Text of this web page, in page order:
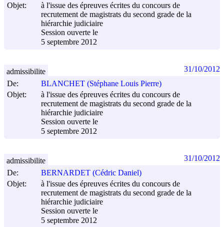
Objet:
à l'issue des épreuves écrites du concours de
recrutement de magistrats du second grade de la
hiérarchie judiciaire
Session ouverte le
5 septembre 2012
De:
BLANCHET (Stéphane Louis Pierre)
Objet:
à l'issue des épreuves écrites du concours de
recrutement de magistrats du second grade de la
hiérarchie judiciaire
Session ouverte le
5 septembre 2012
admissibilite 31/10/2012
De:
BERNARDET (Cédric Daniel)
Objet:
à l'issue des épreuves écrites du concours de
recrutement de magistrats du second grade de la
hiérarchie judiciaire
Session ouverte le
5 septembre 2012
admissibilite 31/10/2012